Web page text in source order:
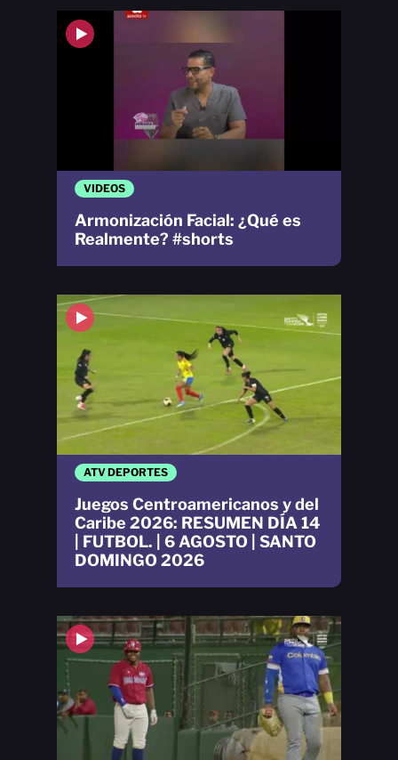
VIDEOS
Armonización Facial: ¿Qué es
Realmente? #shorts
ATV DEPORTES
Juegos Centroamericanos y del
Caribe 2026: RESUMEN DÍA 14
| FUTBOL. | 6 AGOSTO | SANTO
DOMINGO 2026